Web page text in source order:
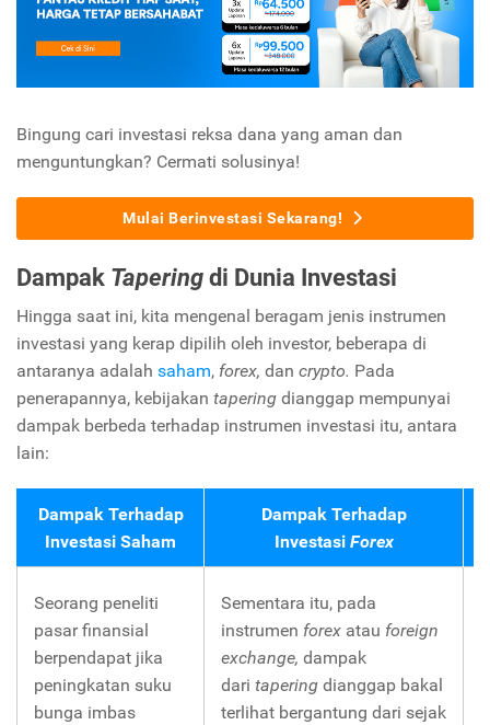
Bingung cari investasi reksa dana yang aman dan
menguntungkan? Cermati solusinya!
Mulai Berinvestasi Sekarang!
Dampak Taperingdi Dunia Investasi
Hingga saat ini, kita mengenal beragam jenis instrumen
investasi yang kerap dipilih oleh investor, beberapa di
antaranya adalah saham, forex, dan crypto. Pada
penerapannya, kebijakan tapering dianggap mempunyai
dampak berbeda terhadap instrumen investasi itu, antara
lain:
Dampak Terhadap
Investasi Saham
Dampak Terhadap
Investasi Forex
Seorang peneliti
pasar finansial
berpendapat jika
peningkatan suku
bunga imbas
Sementara itu, pada
instrumen forex atau foreign
exchange, dampak
dari tapering dianggap bakal
terlihat bergantung dari sejak